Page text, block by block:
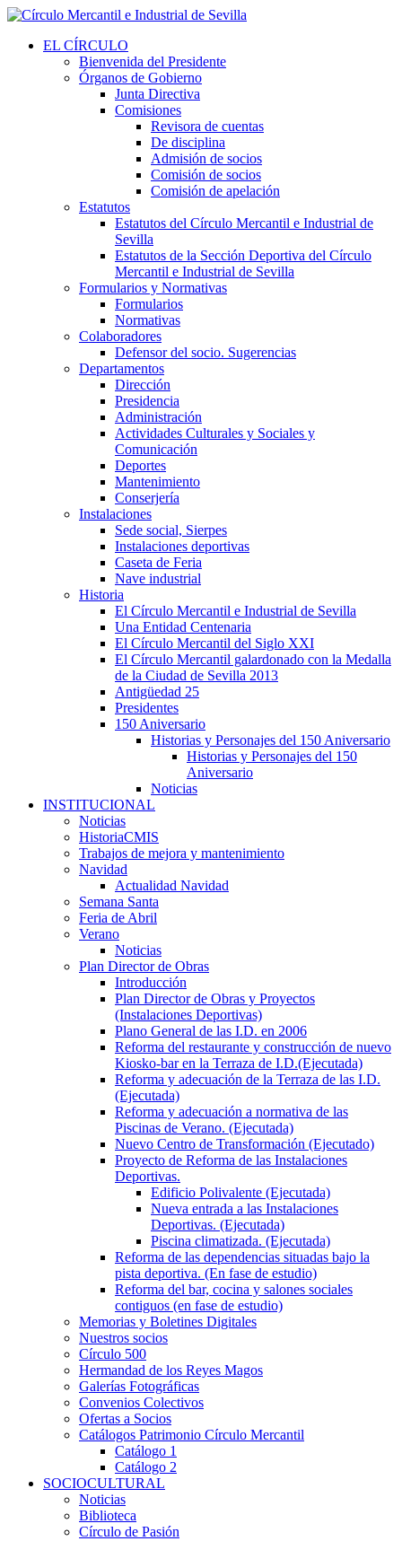
EL CÍRCULO
Bienvenida del Presidente
Órganos de Gobierno
Junta Directiva
Comisiones
Revisora de cuentas
De disciplina
Admisión de socios
Comisión de socios
Comisión de apelación
Estatutos
Estatutos del Círculo Mercantil e Industrial de
Sevilla
Estatutos de la Sección Deportiva del Círculo
Mercantil e Industrial de Sevilla
Formularios y Normativas
Formularios
Normativas
Colaboradores
Defensor del socio. Sugerencias
Departamentos
Dirección
Presidencia
Administración
Actividades Culturales y Sociales y
Comunicación
Deportes
Mantenimiento
Conserjería
Instalaciones
Sede social, Sierpes
Instalaciones deportivas
Caseta de Feria
Nave industrial
Historia
El Círculo Mercantil e Industrial de Sevilla
Una Entidad Centenaria
El Círculo Mercantil del Siglo XXI
El Círculo Mercantil galardonado con la Medalla
de la Ciudad de Sevilla 2013
Antigüedad 25
Presidentes
150 Aniversario
Historias y Personajes del 150 Aniversario
Historias y Personajes del 150
Aniversario
Noticias
INSTITUCIONAL
Noticias
HistoriaCMIS
Trabajos de mejora y mantenimiento
Navidad
Actualidad Navidad
Semana Santa
Feria de Abril
Verano
Noticias
Plan Director de Obras
Introducción
Plan Director de Obras y Proyectos
(Instalaciones Deportivas)
Plano General de las I.D. en 2006
Reforma del restaurante y construcción de nuevo
Kiosko-bar en la Terraza de I.D.(Ejecutada)
Reforma y adecuación de la Terraza de las I.D.
(Ejecutada)
Reforma y adecuación a normativa de las
Piscinas de Verano. (Ejecutada)
Nuevo Centro de Transformación (Ejecutado)
Proyecto de Reforma de las Instalaciones
Deportivas.
Edificio Polivalente (Ejecutada)
Nueva entrada a las Instalaciones
Deportivas. (Ejecutada)
Piscina climatizada. (Ejecutada)
Reforma de las dependencias situadas bajo la
pista deportiva. (En fase de estudio)
Reforma del bar, cocina y salones sociales
contiguos (en fase de estudio)
Memorias y Boletines Digitales
Nuestros socios
Círculo 500
Hermandad de los Reyes Magos
Galerías Fotográficas
Convenios Colectivos
Ofertas a Socios
Catálogos Patrimonio Círculo Mercantil
Catálogo 1
Catálogo 2
SOCIOCULTURAL
Noticias
Biblioteca
Círculo de Pasión